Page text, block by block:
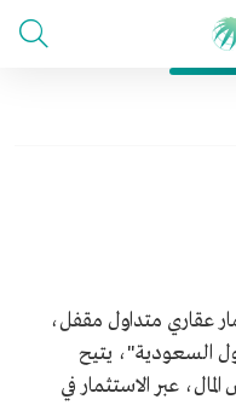
عقاري متداول مقفل،
السعودية"، يتيح
عبر الاستثمار في